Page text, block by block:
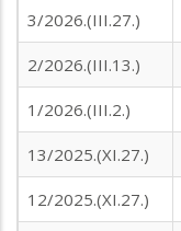
3/2026.(III.27.)
2/2026.(III.13.)
1/2026.(III.2.)
13/2025.(XI.27.)
12/2025.(XI.27.)